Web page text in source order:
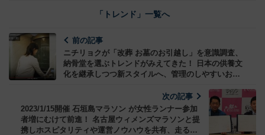
「トレンド」一覧へ
前の記事
ニチリョクが「改葬 お墓のお引越し」を意識調査、
納骨堂を選ぶトレンドがみえてきた！ 日本の供養文
化を継承しつつ新スタイルへ、管理のしやすいお墓
次の記事
2023/1/15開催 石垣島マラソン が女性ランナー参加
者増にむけて前進！ 名古屋ウィメンズマラソンと提
携しホスピタリティや運営ノウハウを共有、走る女